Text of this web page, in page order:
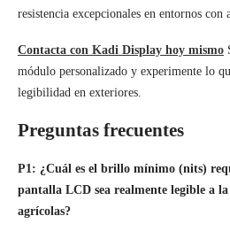
resistencia excepcionales en entornos con
Contacta con Kadi Display hoy mismo
módulo personalizado y experimente lo
legibilidad en exteriores.
Preguntas frecuentes
P1: ¿Cuál es el brillo mínimo (nits)
pantalla LCD sea realmente legible a
agrícolas?